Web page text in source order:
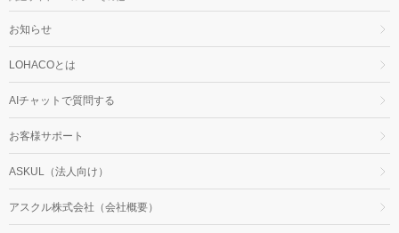
お知らせ
LOHACOとは
AIチャットで質問する
お客様サポート
ASKUL（法人向け）
アスクル株式会社（会社概要）